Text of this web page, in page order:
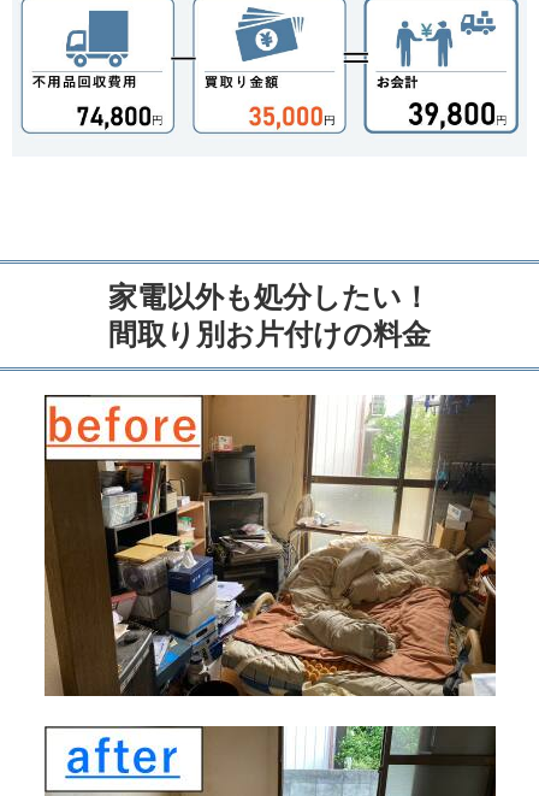
家電以外も処分したい！
間取り別お片付けの料金